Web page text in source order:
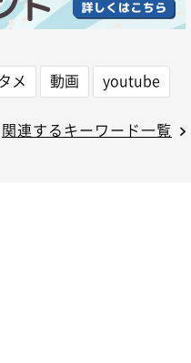
メ 動画 youtube
関連するキーワード一覧